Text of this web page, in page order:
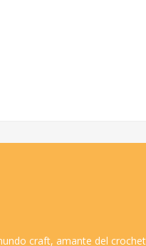
craft, amante del